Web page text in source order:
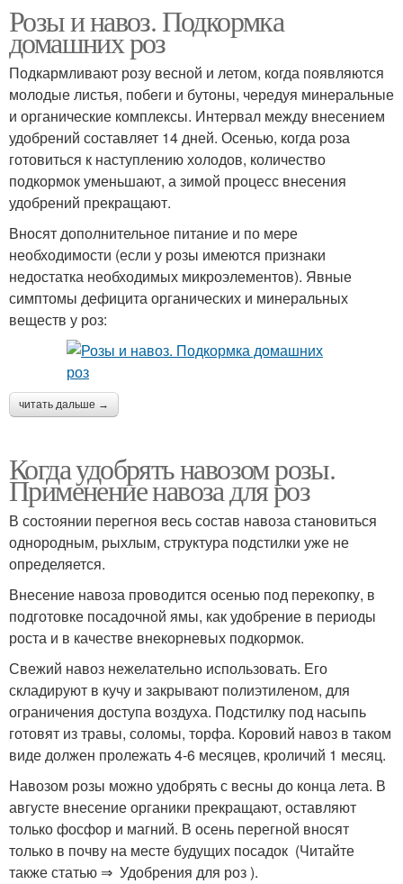
Розы и навоз. Подкормка
домашних роз
Подкармливают розу весной и летом, когда появляются
молодые листья, побеги и бутоны, чередуя минеральные
и органические комплексы. Интервал между внесением
удобрений составляет 14 дней. Осенью, когда роза
готовиться к наступлению холодов, количество
подкормок уменьшают, а зимой процесс внесения
удобрений прекращают.
Вносят дополнительное питание и по мере
необходимости (если у розы имеются признаки
недостатка необходимых микроэлементов). Явные
симптомы дефицита органических и минеральных
веществ у роз:
читать дальше →
Когда удобрять навозом розы.
Применение навоза для роз
В состоянии перегноя весь состав навоза становиться
однородным, рыхлым, структура подстилки уже не
определяется.
Внесение навоза проводится осенью под перекопку, в
подготовке посадочной ямы, как удобрение в периоды
роста и в качестве внекорневых подкормок.
Свежий навоз нежелательно использовать. Его
складируют в кучу и закрывают полиэтиленом, для
ограничения доступа воздуха. Подстилку под насыпь
готовят из травы, соломы, торфа. Коровий навоз в таком
виде должен пролежать 4-6 месяцев, кроличий 1 месяц.
Навозом розы можно удобрять с весны до конца лета. В
августе внесение органики прекращают, оставляют
только фосфор и магний. В осень перегной вносят
только в почву на месте будущих посадок (Читайте
также статью ⇒ Удобрения для роз ).